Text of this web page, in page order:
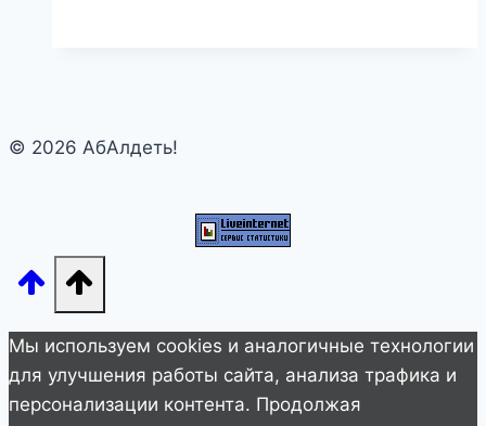
ИДЕТ
НЕ
© 2026 АбАлдеть!
Мы используем cookies и аналогичные технологии
для улучшения работы сайта, анализа трафика и
персонализации контента. Продолжая